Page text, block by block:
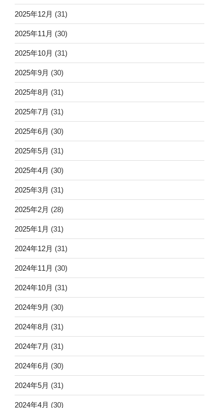
2025年12月 (31)
2025年11月 (30)
2025年10月 (31)
2025年9月 (30)
2025年8月 (31)
2025年7月 (31)
2025年6月 (30)
2025年5月 (31)
2025年4月 (30)
2025年3月 (31)
2025年2月 (28)
2025年1月 (31)
2024年12月 (31)
2024年11月 (30)
2024年10月 (31)
2024年9月 (30)
2024年8月 (31)
2024年7月 (31)
2024年6月 (30)
2024年5月 (31)
2024年4月 (30)